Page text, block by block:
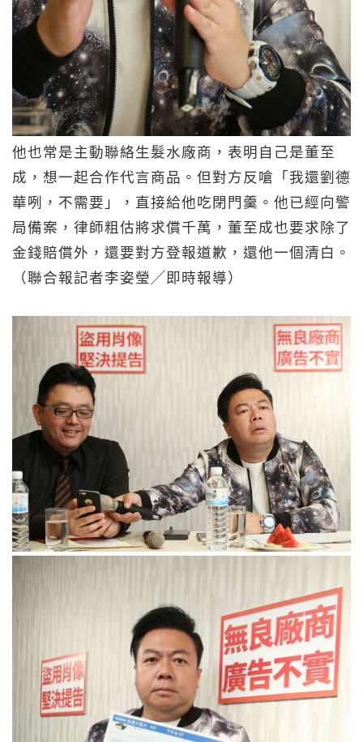
他也常是主動聯絡生髮水廠商，表明自己是董至
成，想一起合作代言商品。但對方反嗆「我還劉德
華咧，不需要」，直接給他吃閉門羹。他已經向警
局備案，律師粗估將求償千萬，董至成也要求除了
金錢賠償外，還要對方登報道歉，還他一個清白。
（聯合報記者李姿瑩╱即時報導）